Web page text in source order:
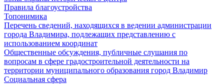
Правила благоустройства
Топонимика
Перечень сведений, находящихся в ведении администрации
города Владимира, подлежащих представлению с
использованием координат
Общественные обсуждения, публичные слушания по
вопросам в сфере градостроительной деятельности на
территории муниципального образования город Владимир
Социальная сфера